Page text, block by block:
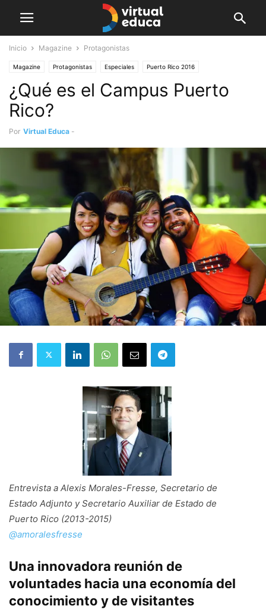
Inicio Magazine Protagonistas
Magazine Protagonistas Especiales Puerto Rico 2016
¿Qué es el Campus Puerto
Rico?
Por Virtual Educa -
Entrevista a Alexis Morales-Fresse, Secretario de
Estado Adjunto y Secretario Auxiliar de Estado de
Puerto Rico (2013-2015)
@amoralesfresse
Una innovadora reunión de
voluntades hacia una economía del
conocimiento y de visitantes